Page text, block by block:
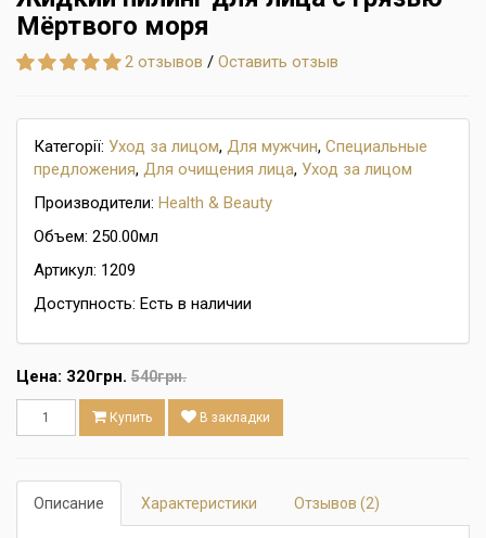
Mёртвого моря
2 отзывов / Оставить отзыв
Категорії: Уход за лицом, Для мужчин, Специальные
предложения, Для очищения лица, Уход за лицом
Производители: Health & Beauty
Объем: 250.00мл
Артикул: 1209
Доступность: Есть в наличии
Цена: 320грн. 540грн.
Купить В закладки
Описание Характеристики Отзывов (2)